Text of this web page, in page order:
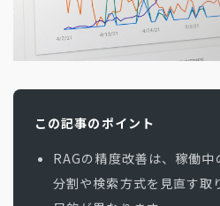
らしくコラム
テレリモ総研
この記事のポイント
RAGの精度改善は、稼働
分割や検索方式を見直す取